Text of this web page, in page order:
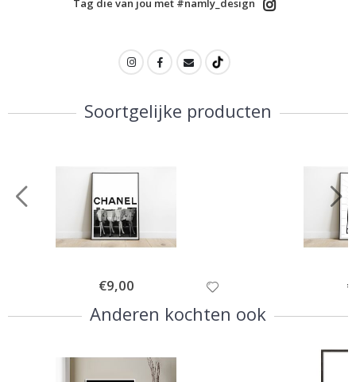
Tag die van jou met #namly_design
Soortgelijke producten
Special
Price
€9,00
Anderen kochten ook